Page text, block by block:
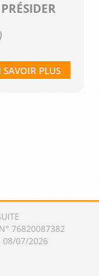
SAVOIR PLUS
76820087382
07/2026